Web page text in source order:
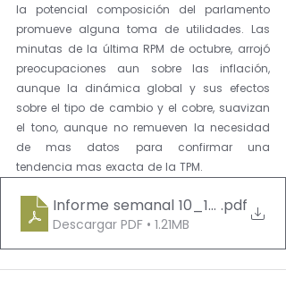
la potencial composición del parlamento
promueve alguna toma de utilidades. Las
minutas de la última RPM de octubre, arrojó
preocupaciones aun sobre las inflación,
aunque la dinámica global y sus efectos
sobre el tipo de cambio y el cobre, suavizan
el tono, aunque no remueven la necesidad
de mas datos para confirmar una
tendencia mas exacta de la TPM.
Informe semanal 10_14 .pdf
Descargar PDF • 1.21MB